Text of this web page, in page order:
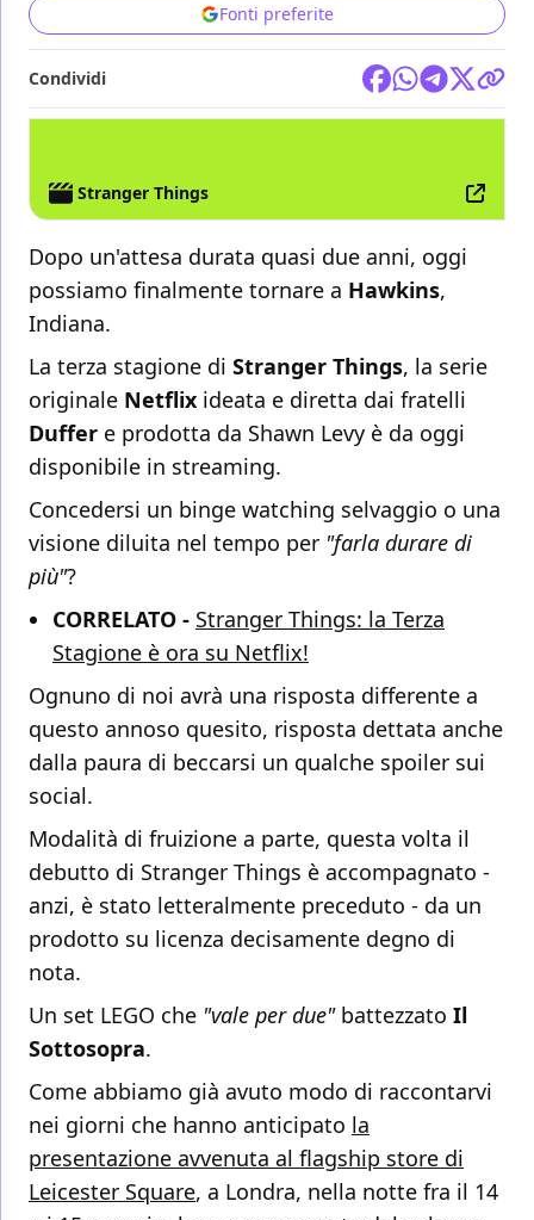
Fonti preferite
Condividi
Stranger Things
Dopo un'attesa durata quasi due anni, oggi
possiamo finalmente tornare a Hawkins,
Indiana.
La terza stagione di Stranger Things, la serie
originale Netflix ideata e diretta dai fratelli
Duffer e prodotta da Shawn Levy è da oggi
disponibile in streaming.
Concedersi un binge watching selvaggio o una
visione diluita nel tempo per "farla durare di
più"?
CORRELATO - Stranger Things: la Terza
Stagione è ora su Netflix!
Ognuno di noi avrà una risposta differente a
questo annoso quesito, risposta dettata anche
dalla paura di beccarsi un qualche spoiler sui
social.
Modalità di fruizione a parte, questa volta il
debutto di Stranger Things è accompagnato -
anzi, è stato letteralmente preceduto - da un
prodotto su licenza decisamente degno di
nota.
Un set LEGO che "vale per due"battezzato Il
Sottosopra.
Come abbiamo già avuto modo di raccontarvi
nei giorni che hanno anticipato la
presentazione avvenuta al flagship store di
Leicester Square, a Londra, nella notte fra il 14